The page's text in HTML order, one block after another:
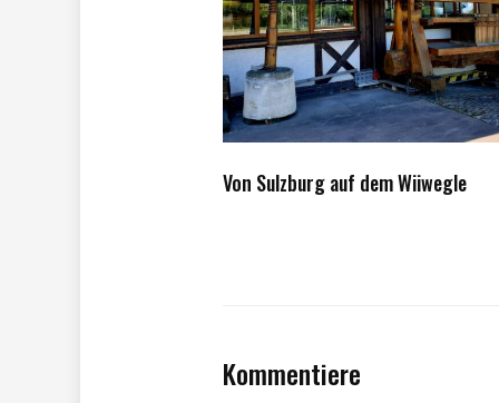
Von Sulzburg auf dem Wiiwegle
Kommentiere